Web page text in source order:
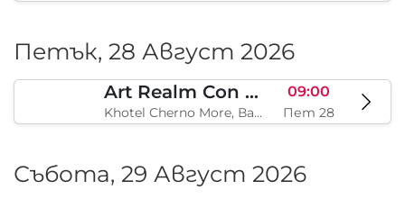
Петък, 28 Август 2026
Art Realm Con 2026
Khotel Cherno More, Варна, BG
09:00
Пет 28
Събота, 29 Август 2026